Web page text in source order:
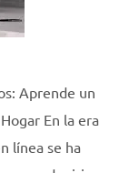
Aprende un
En la era
línea se ha